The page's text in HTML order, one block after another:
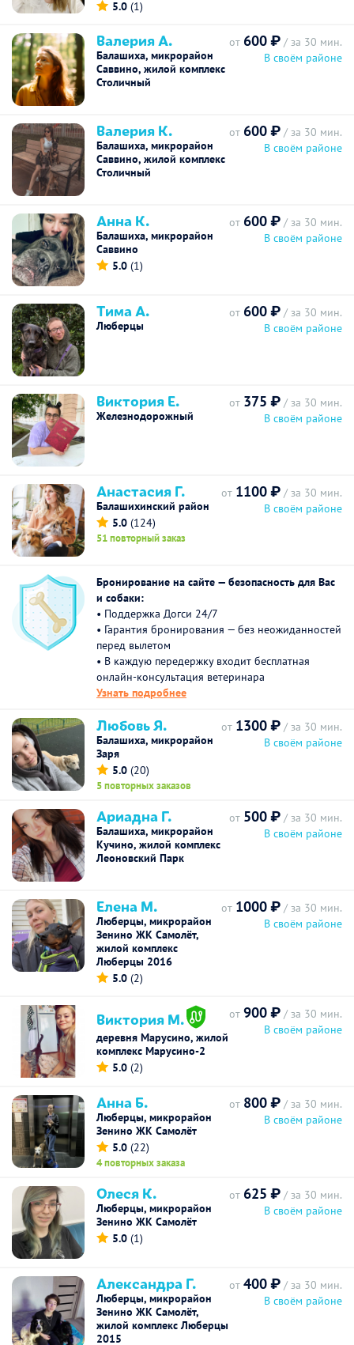
5.0 (1)
Валерия А.
Балашиха, микрорайон
Саввино, жилой комплекс
Столичный
от 600 ₽ / за 30 мин.
В своём районе
Валерия К.
Балашиха, микрорайон
Саввино, жилой комплекс
Столичный
от 600 ₽ / за 30 мин.
В своём районе
Анна К.
Балашиха, микрорайон
Саввино
5.0 (1)
от 600 ₽ / за 30 мин.
В своём районе
Тима А.
Люберцы
от 600 ₽ / за 30 мин.
В своём районе
Виктория Е.
Железнодорожный
от 375 ₽ / за 30 мин.
В своём районе
Анастасия Г.
Балашихинский район
5.0 (124)
51 повторный заказ
от 1100 ₽ / за 30 мин.
В своём районе
Бронирование на сайте — безопасность для Вас
и собаки:
• Поддержка Догси 24/7
• Гарантия бронирования — без неожиданностей
перед вылетом
• В каждую передержку входит бесплатная
онлайн-консультация ветеринара
Узнать подробнее
Любовь Я.
Балашиха, микрорайон
Заря
5.0 (20)
5 повторных заказов
от 1300 ₽ / за 30 мин.
В своём районе
Ариадна Г.
Балашиха, микрорайон
Кучино, жилой комплекс
Леоновский Парк
от 500 ₽ / за 30 мин.
В своём районе
Елена М.
Люберцы, микрорайон
Зенино ЖК Самолёт,
жилой комплекс
Люберцы 2016
5.0 (2)
от 1000 ₽ / за 30 мин.
В своём районе
Виктория М.
деревня Марусино, жилой
комплекс Марусино-2
5.0 (2)
от 900 ₽ / за 30 мин.
В своём районе
Анна Б.
Люберцы, микрорайон
Зенино ЖК Самолёт
5.0 (22)
4 повторных заказа
от 800 ₽ / за 30 мин.
В своём районе
Олеся К.
Люберцы, микрорайон
Зенино ЖК Самолёт
5.0 (1)
от 625 ₽ / за 30 мин.
В своём районе
Александра Г.
Люберцы, микрорайон
Зенино ЖК Самолёт,
жилой комплекс Люберцы
2015
от 400 ₽ / за 30 мин.
В своём районе